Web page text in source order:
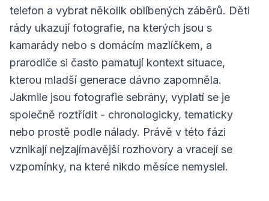
telefon a vybrat několik oblíbených záběrů. Děti
rády ukazují fotografie, na kterých jsou s
kamarády nebo s domácím mazlíčkem, a
prarodiče si často pamatují kontext situace,
kterou mladší generace dávno zapomněla.
Jakmile jsou fotografie sebrány, vyplatí se je
společně roztřídit - chronologicky, tematicky
nebo prostě podle nálady. Právě v této fázi
vznikají nejzajímavější rozhovory a vracejí se
vzpomínky, na které nikdo měsíce nemyslel.